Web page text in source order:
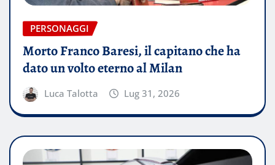
PERSONAGGI
Morto Franco Baresi, il capitano che ha
dato un volto eterno al Milan
Luca Talotta Lug 31, 2026